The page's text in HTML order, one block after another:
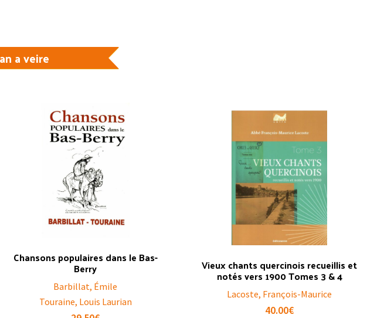
a veire
Chansons populaires dans le Bas-
Berry
Barbillat, Émile
Touraine, Louis Laurian
Vieux chants quercinois recueillis et
notés vers 1900 Tomes 3 & 4
Lacoste, François-Maurice
40.00€